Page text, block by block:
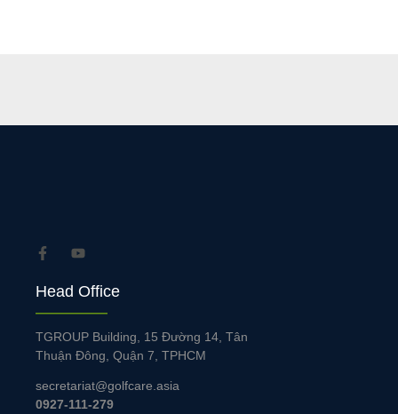
Head Office
TGROUP Building, 15 Đường 14, Tân
Thuận Đông, Quận 7, TPHCM
secretariat@golfcare.asia
0927-111-279